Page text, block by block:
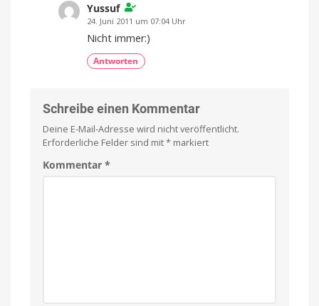
Yussuf
24. Juni 2011 um 07:04 Uhr
Nicht immer:)
Antworten
Schreibe einen Kommentar
Deine E-Mail-Adresse wird nicht veröffentlicht.
Erforderliche Felder sind mit* markiert
Kommentar *